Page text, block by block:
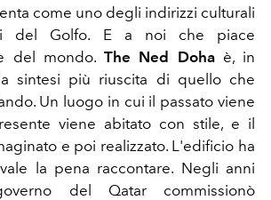
come uno degli indirizzi culturali
del Golfo. E a noi che piace
del mondo. The Ned Dohaè, in
sintesi più riuscita di quello che
Un luogo in cui il passato viene
viene abitato con stile, e il
e poi realizzato. L'edificio ha
la pena raccontare. Negli anni
del Qatar commissionò